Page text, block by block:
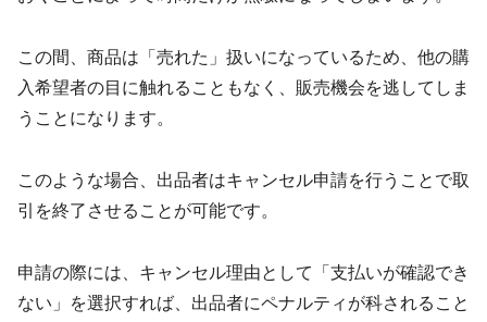
この間、商品は「売れた」扱いになっているため、他の購
入希望者の目に触れることもなく、販売機会を逃してしま
うことになります。
このような場合、出品者はキャンセル申請を行うことで取
引を終了させることが可能です。
申請の際には、キャンセル理由として「支払いが確認でき
ない」を選択すれば、出品者にペナルティが科されること